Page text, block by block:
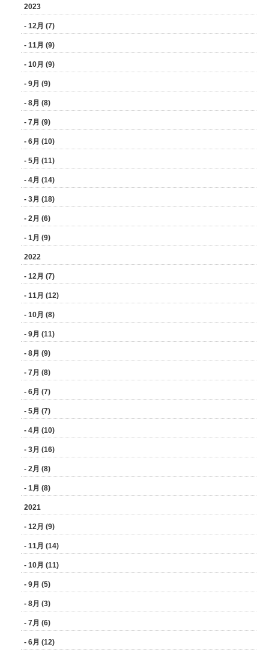
2023
- 12月 (7)
- 11月 (9)
- 10月 (9)
- 9月 (9)
- 8月 (8)
- 7月 (9)
- 6月 (10)
- 5月 (11)
- 4月 (14)
- 3月 (18)
- 2月 (6)
- 1月 (9)
2022
- 12月 (7)
- 11月 (12)
- 10月 (8)
- 9月 (11)
- 8月 (9)
- 7月 (8)
- 6月 (7)
- 5月 (7)
- 4月 (10)
- 3月 (16)
- 2月 (8)
- 1月 (8)
2021
- 12月 (9)
- 11月 (14)
- 10月 (11)
- 9月 (5)
- 8月 (3)
- 7月 (6)
- 6月 (12)